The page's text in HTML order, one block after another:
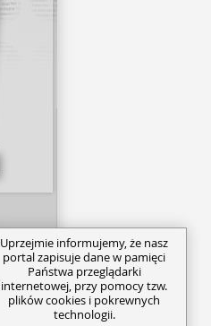
Uprzejmie informujemy, że nasz
portal zapisuje dane w pamięci
Państwa przeglądarki
internetowej, przy pomocy tzw.
plików cookies i pokrewnych
technologii.